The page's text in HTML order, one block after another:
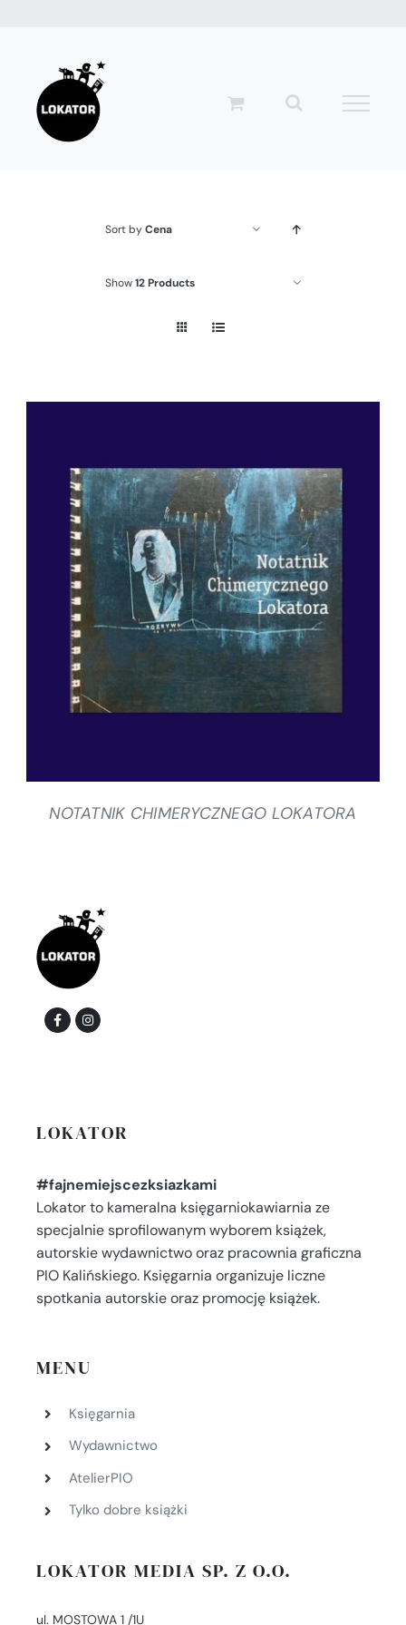
zawartości
Sort byCena
Show12 Products
SZCZEGÓŁY
NOTATNIK CHIMERYCZNEGO LOKATORA
LOKATOR
#fajnemiejscezksiazkami
Lokator to kameralna księgarniokawiarnia ze
specjalnie sprofilowanym wyborem książek,
autorskie wydawnictwo oraz pracownia graficzna
PIO Kalińskiego. Księgarnia organizuje liczne
spotkania autorskie oraz promocję książek.
MENU
Księgarnia
Wydawnictwo
AtelierPIO
Tylko dobre książki
LOKATOR MEDIA SP. Z O.O.
ul. MOSTOWA 1 /1U